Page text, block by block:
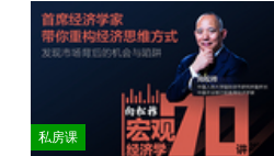
私房课